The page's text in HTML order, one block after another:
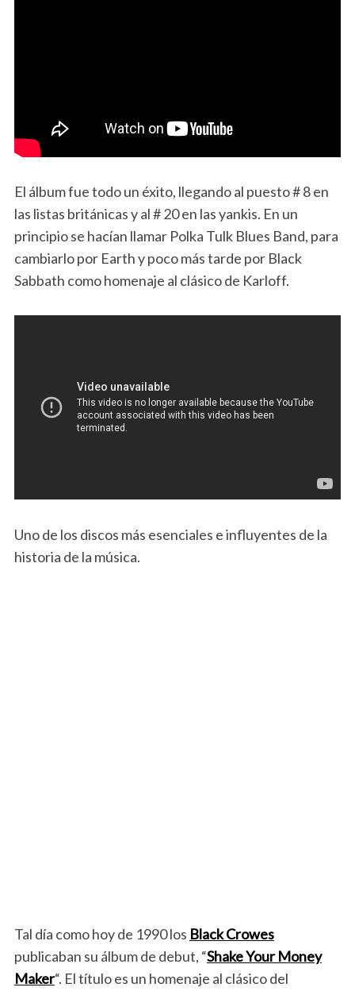
El álbum fue todo un éxito, llegando al puesto # 8 en
las listas británicas y al # 20 en las yankis. En un
principio se hacían llamar Polka Tulk Blues Band, para
cambiarlo por Earth y poco más tarde por Black
Sabbath como homenaje al clásico de Karloff.
Uno de los discos más esenciales e influyentes de la
historia de la música.
Tal día como hoy de 1990 los Black Crowes
publicaban su álbum de debut, “Shake Your Money
Maker“. El título es un homenaje al clásico del